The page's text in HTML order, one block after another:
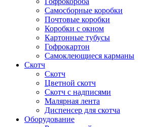
Самосборные коробки
Почтовые коробки
Коробки с окном
Картонные тубусы
Гофрокартон
Самоклеющиеся карманы
Скотч
Скотч
Цветной скотч
Скотч с надписями
Малярная лента
Диспенсер для скотча
Оборудование